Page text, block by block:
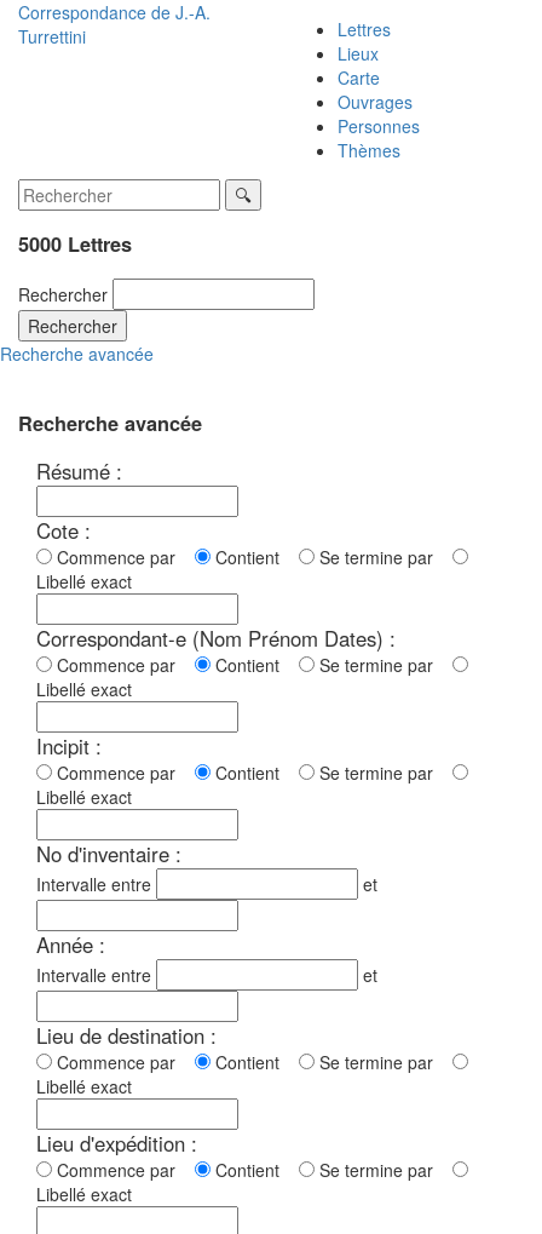
Correspondance de J.-A.
Turrettini
Lettres
Lieux
Carte
Ouvrages
Personnes
Thèmes
5000 Lettres
Rechercher
Rechercher
Recherche avancée
Recherche avancée
Résumé :
Cote :
Commence par Contient
Se termine par
Libellé exact
Correspondant-e (Nom Prénom Dates) :
Commence par Contient
Se termine par
Libellé exact
Incipit :
Commence par Contient
Se termine par
Libellé exact
No d'inventaire :
Intervalle entre et
Année :
Intervalle entre et
Lieu de destination :
Commence par Contient
Se termine par
Libellé exact
Lieu d'expédition :
Commence par Contient
Se termine par
Libellé exact